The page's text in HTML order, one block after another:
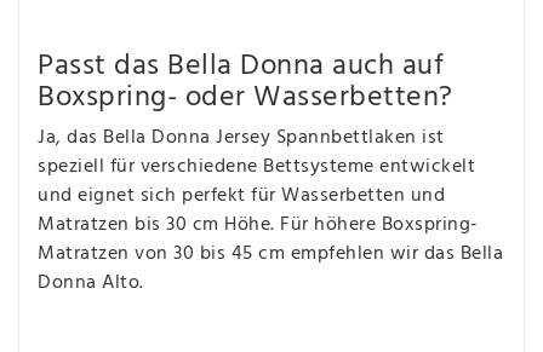
Passt das Bella Donna auch auf
Boxspring- oder Wasserbetten?
Ja, das Bella Donna Jersey Spannbettlaken ist
speziell für verschiedene Bettsysteme entwickelt
und eignet sich perfekt für Wasserbetten und
Matratzen bis 30 cm Höhe. Für höhere Boxspring-
Matratzen von 30 bis 45 cm empfehlen wir das Bella
Donna Alto.